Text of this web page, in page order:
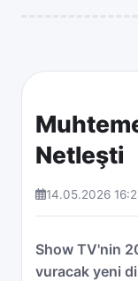
Netleşti
14.05.2026
Show TV'nin
vuracak yeni